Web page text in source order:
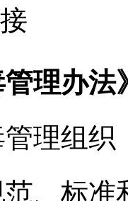
管理办
理组
、标